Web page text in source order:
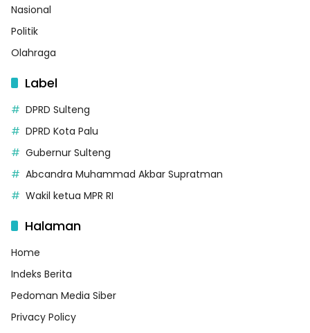
Nasional
Politik
Olahraga
Label
DPRD Sulteng
DPRD Kota Palu
Gubernur Sulteng
Abcandra Muhammad Akbar Supratman
Wakil ketua MPR RI
Halaman
Home
Indeks Berita
Pedoman Media Siber
Privacy Policy